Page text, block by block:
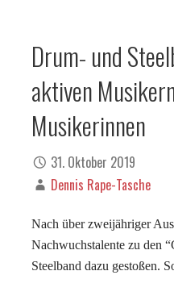
Drum- und
aktiven
Musikerinnen
31. Oktober 2019
Dennis Rape-Tasche
Nach über zweijähriger
Nachwuchstalente zu den
Steelband dazu gestoßen.